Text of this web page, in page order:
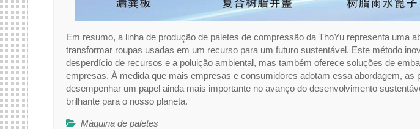
Em resumo, a linha de produção de paletes de compressão da ThoYu representa uma
transformar roupas usadas em um recurso para um futuro sustentável. Este método
desperdício de recursos e a poluição ambiental, mas também oferece soluções de
empresas. À medida que mais empresas e consumidores adotam essa abordagem, as
desempenhar um papel ainda mais importante no avanço do desenvolvimento
brilhante para o nosso planeta.
Máquina de paletes